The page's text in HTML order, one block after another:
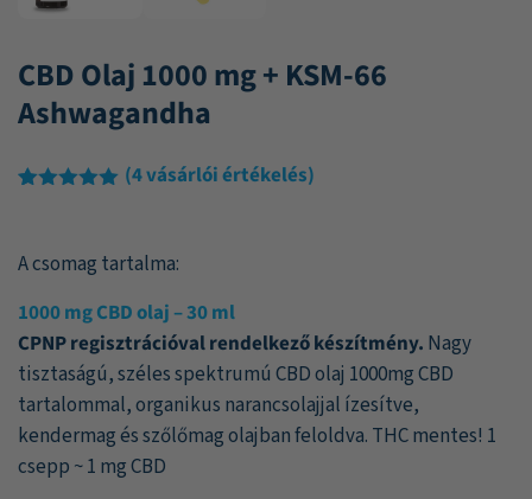
CBD Olaj 1000 mg + KSM-66
Ashwagandha
értékelés
(4vásárlói értékelés)
A csomag tartalma:
1000 mg CBD olaj – 30 ml
CPNP regisztrációval rendelkező készítmény. Nagy
tisztaságú, széles spektrumú CBD olaj 1000mg CBD
tartalommal, organikus narancsolajjal ízesítve,
kendermag és szőlőmag olajban feloldva. THC mentes! 1
csepp ~ 1 mg CBD